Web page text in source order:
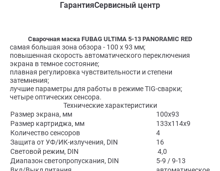
ГарантияСервисный центр
Сварочная маска FUBAG ULTIMA 5-13 PANORAMIC RED
самая большая зона обзора - 100 х 93 мм;
повышенная скорость автоматического переключения
экрана в темное состояние;
плавная регулировка чувствительности и степени
затемнения;
лучшие параметры для работы в режиме TIG-сварки;
четыре оптических сенсора.
Технические характеристики
Размер экрана, мм
100х93
Размер картриджа, мм
133x114x9
Количество сенсоров
4
Защита от УФ/ИК-излучения, DIN
16
Световой режим, DIN
4,0
Диапазон светопропускания, DIN
5-9 / 9-13